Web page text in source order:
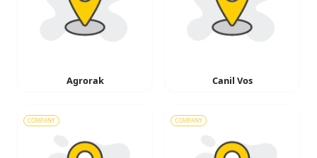
Agrorak Canil Vos
COMPANY COMPANY